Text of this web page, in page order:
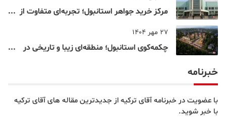
مرکز خرید جواهر استانبول؛ تجربه‌ای متفاوت از
27 مهر 1404
چکمه‌کوی استانبول؛ منطقه‌ای زیبا و تاریخی در
خبرنامه
با عضویت در خبرنامه آقای ترکیه از جدیدترین مقاله های آقای ترکیه
با خبر شوید.